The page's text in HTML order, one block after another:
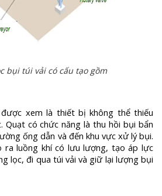
bụi túi vải có cấu tạo gồm
xem là thiết bị không thể thiếu
có chức năng là thu hồi bụi bẩn
ống dẫn và đến khu vực xử lý bụi.
ra luồng khí có lưu lượng, tạo áp lực
lọc, đi qua túi vải và giữ lại lượng bụi